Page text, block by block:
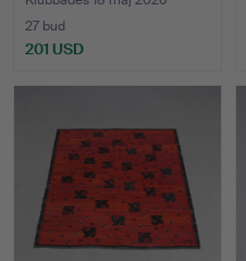
27 bud
201 USD